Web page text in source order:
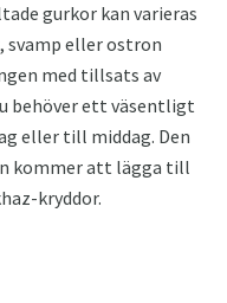
gurkor kan varieras
svamp eller ostron
med tillsats av
behöver ett väsentligt
eller till middag. Den
kommer att lägga till
kryddor.